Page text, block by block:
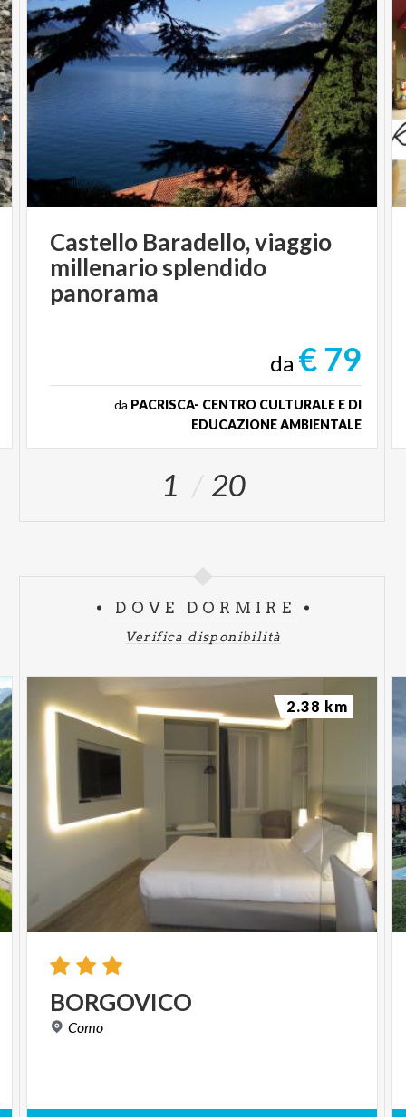
Castello Baradello, viaggio
millenario splendido
panorama
da € 79
da PACRISCA- CENTRO CULTURALE E DI
EDUCAZIONE AMBIENTALE
1 20
DOVE DORMIRE
Verifica disponibilità
BORGOVICO
Como
2.38 km